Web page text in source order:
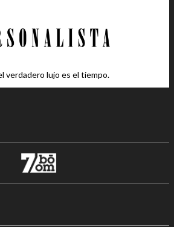
verdadero lujo es el tiempo.